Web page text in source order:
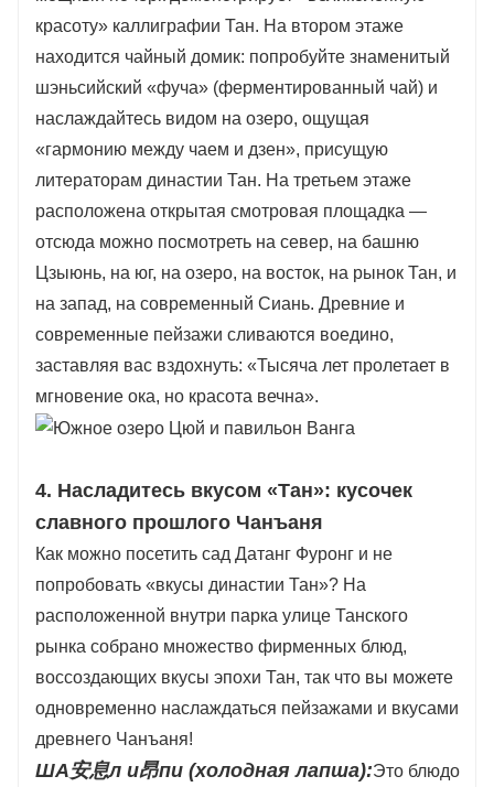
красоту» каллиграфии Тан. На втором этаже
находится чайный домик: попробуйте знаменитый
шэньсийский «фуча» (ферментированный чай) и
наслаждайтесь видом на озеро, ощущая
«гармонию между чаем и дзен», присущую
литераторам династии Тан. На третьем этаже
расположена открытая смотровая площадка —
отсюда можно посмотреть на север, на башню
Цзыюнь, на юг, на озеро, на восток, на рынок Тан, и
на запад, на современный Сиань. Древние и
современные пейзажи сливаются воедино,
заставляя вас вздохнуть: «Тысяча лет пролетает в
мгновение ока, но красота вечна».
4. Насладитесь вкусом «Тан»: кусочек
славного прошлого Чанъаня
Как можно посетить сад Датанг Фуронг и не
попробовать «вкусы династии Тан»? На
расположенной внутри парка улице Танского
рынка собрано множество фирменных блюд,
воссоздающих вкусы эпохи Тан, так что вы можете
одновременно наслаждаться пейзажами и вкусами
древнего Чанъаня!
ША安息л и昂пи (холодная лапша):Это блюдо